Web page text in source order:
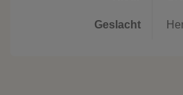
Geslacht